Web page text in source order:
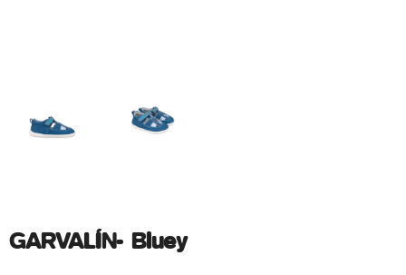
GARVALÍN- Bluey